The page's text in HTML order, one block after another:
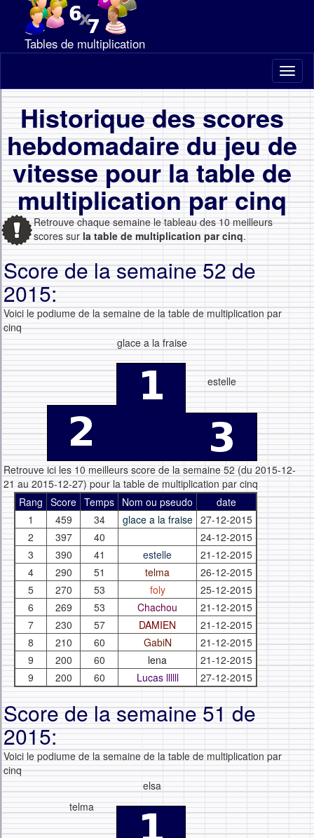
Tables de multiplication
Historique des scores
hebdomadaire du jeu de
vitesse pour la table de
multiplication par cinq
Retrouve chaque semaine le tableau des 10 meilleurs
scores sur la table de multiplication par cinq.
Score de la semaine 52 de
2015:
Voici le podiume de la semaine de la table de multiplication par
cinq
glace a la fraise
estelle
Retrouve ici les 10 meilleurs score de la semaine 52 (du 2015-12-
21 au 2015-12-27) pour la table de multiplication par cinq
Rang Score Temps Nom ou pseudo
date
1
459 34 glace a la fraise 27-12-2015
2
397 40
24-12-2015
3
390 41 estelle
21-12-2015
4
290 51 telma
26-12-2015
5
270 53 foly
25-12-2015
6
269 53 Chachou
21-12-2015
7
230 57 DAMIEN
21-12-2015
8
210 60 GabiN
21-12-2015
9
200 60 lena
21-12-2015
9
200 60 Lucas llllll 27-12-2015
Score de la semaine 51 de
2015:
Voici le podiume de la semaine de la table de multiplication par
cinq
telma
elsa